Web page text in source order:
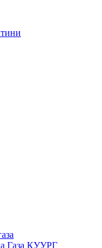
Газа КУУРГ